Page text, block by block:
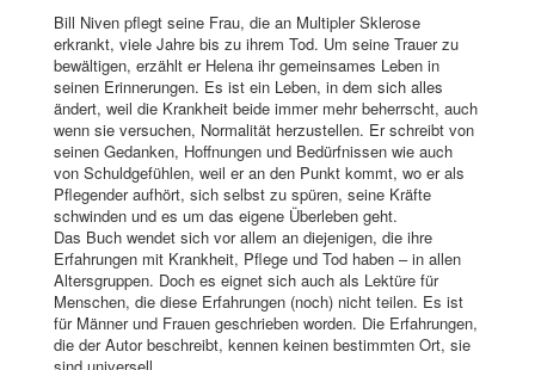
Bill Niven pflegt seine Frau, die an Multipler Sklerose
erkrankt, viele Jahre bis zu ihrem Tod. Um seine Trauer zu
bewältigen, erzählt er Helena ihr gemeinsames Leben in
seinen Erinnerungen. Es ist ein Leben, in dem sich alles
ändert, weil die Krankheit beide immer mehr beherrscht, auch
wenn sie versuchen, Normalität herzustellen. Er schreibt von
seinen Gedanken, Hoffnungen und Bedürfnissen wie auch
von Schuldgefühlen, weil er an den Punkt kommt, wo er als
Pflegender aufhört, sich selbst zu spüren, seine Kräfte
schwinden und es um das eigene Überleben geht.
Das Buch wendet sich vor allem an diejenigen, die ihre
Erfahrungen mit Krankheit, Pflege und Tod haben – in allen
Altersgruppen. Doch es eignet sich auch als Lektüre für
Menschen, die diese Erfahrungen (noch) nicht teilen. Es ist
für Männer und Frauen geschrieben worden. Die Erfahrungen,
die der Autor beschreibt, kennen keinen bestimmten Ort, sie